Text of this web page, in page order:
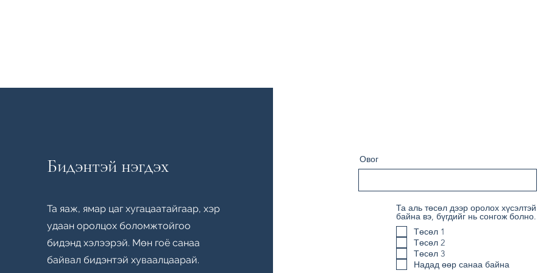
Бидэнтэй нэгдэх
Та яаж, ямар цаг хугацаатайгаар, хэр
удаан оролцох боломжтойгоо
бидэнд хэлээрэй. Мөн гоё санаа
байвал бидэнтэй хуваалцаарай.
Овог
Та аль төсөл дээр оролох хүсэлтэй
байна вэ, бүгдийг нь сонгож болно.
Төсөл 1
Төсөл 2
Төсөл 3
Надад өөр санаа байна